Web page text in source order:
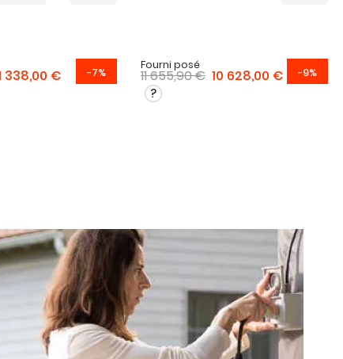
338,00 € -7% Fourni posé
11 655,90 € 10 628,00 € -9%